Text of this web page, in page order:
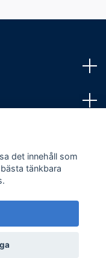
det innehåll som
tänkbara